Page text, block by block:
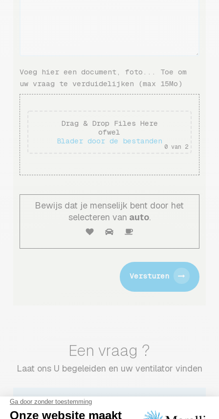
Voeg hier een document, foto... Toe om
uw vraag te verduidelijken (max 15Mo)
Drag & Drop Files Here
ofwel
Blader door de bestanden
0van 2
Bewijs dat je menselijk bent door het
selecteren van auto.
Versturen
Een vraag ?
Laat ons U begeleiden en uw ventilator vinden